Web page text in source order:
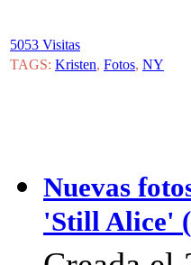
5053 Visitas
TAGS: Kristen, Fotos, NY
Nuevas
'Still Alice'